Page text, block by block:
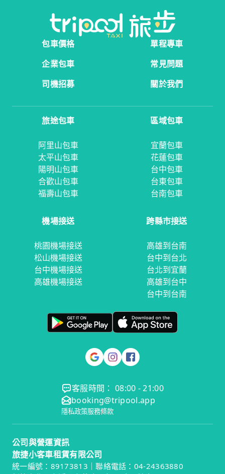
包車價格
單程專車
企業包車
常見問題
司機招募
關於我們
旅途包車
阿里山包車
太平山包車
陽明山包車
合歡山包車
福壽山包車
區域包車
宜蘭包車
花蓮包車
台中包車
台東包車
台南包車
機場接送
桃園機場接送
松山機場接送
台中機場接送
高雄機場接送
跨縣市接送
高雄到台南
台中到台北
台北到宜蘭
高雄到台中
台中到台南
客服時間： 08:00 - 21:00
booking@tripool.app
隱私政策服務條款
公司與營運資訊
旅捷小客車租賃有限公司
統一編號：89173813｜聯絡電話：04-24363880